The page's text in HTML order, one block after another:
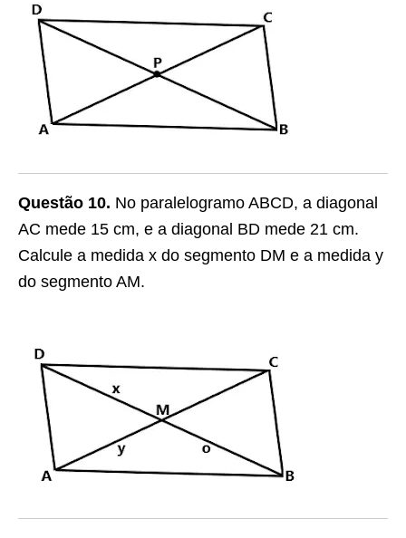
Questão 10. No paralelogramo ABCD, a diagonal
AC mede 15 cm, e a diagonal BD mede 21 cm.
Calcule a medida x do segmento DM e a medida y
do segmento AM.